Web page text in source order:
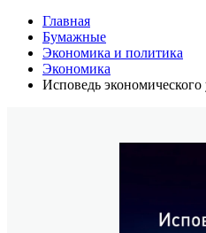
Главная
Бумажные
Экономика и политика
Экономика
Исповедь